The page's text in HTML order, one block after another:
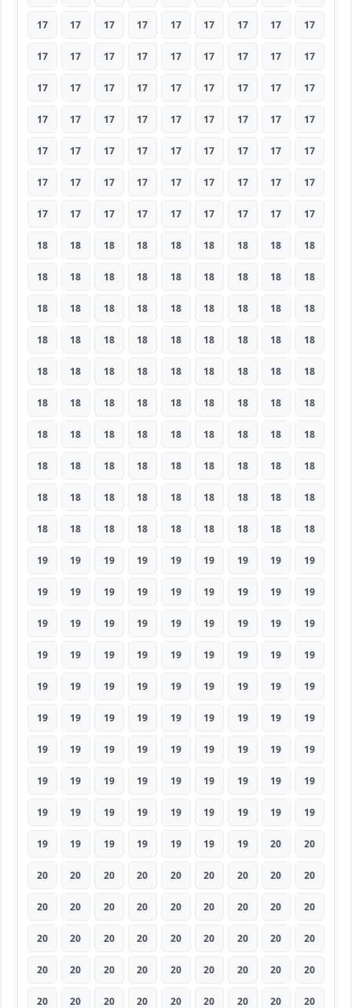
17 17 17 17 17 17 17 17 17
17 17 17 17 17 17 17 17 17
17 17 17 17 17 17 17 17 17
17 17 17 17 17 17 17 17 17
17 17 17 17 17 17 17 17 17
17 17 17 17 17 17 17 17 17
17 17 17 17 17 17 17 17 17
18 18 18 18 18 18 18 18 18
18 18 18 18 18 18 18 18 18
18 18 18 18 18 18 18 18 18
18 18 18 18 18 18 18 18 18
18 18 18 18 18 18 18 18 18
18 18 18 18 18 18 18 18 18
18 18 18 18 18 18 18 18 18
18 18 18 18 18 18 18 18 18
18 18 18 18 18 18 18 18 18
18 18 18 18 18 18 18 18 18
19 19 19 19 19 19 19 19 19
19 19 19 19 19 19 19 19 19
19 19 19 19 19 19 19 19 19
19 19 19 19 19 19 19 19 19
19 19 19 19 19 19 19 19 19
19 19 19 19 19 19 19 19 19
19 19 19 19 19 19 19 19 19
19 19 19 19 19 19 19 19 19
19 19 19 19 19 19 19 19 19
19 19 19 19 19 19 19 20 20
20 20 20 20 20 20 20 20 20
20 20 20 20 20 20 20 20 20
20 20 20 20 20 20 20 20 20
20 20 20 20 20 20 20 20 20
20 20 20 20 20 20 20 20 20